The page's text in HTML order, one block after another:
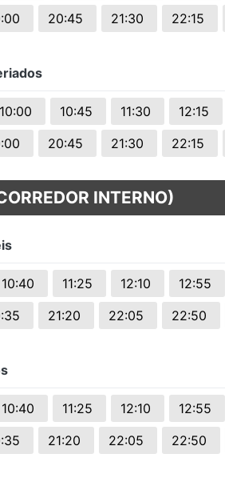
20:45 21:30 22:15
10:00 10:45 11:30 12:15
20:45 21:30 22:15
INTERNO)
10:40 11:25 12:10 12:55
21:20 22:05 22:50
10:40 11:25 12:10 12:55
21:20 22:05 22:50